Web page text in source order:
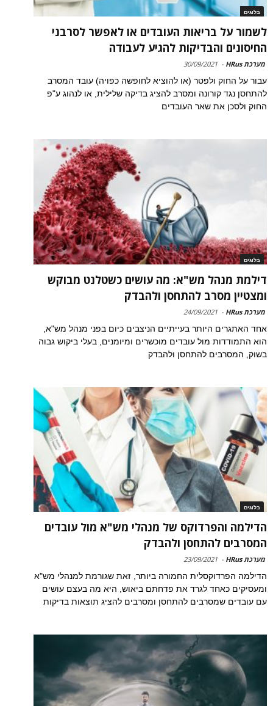
בלוגים
לשמור על בריאות העובדים או לאפשר לסרבני
החיסונים והבדיקות להגיע לעבודה
מערכת HRus -
30/09/2021
עבור על החוק ולפטר (או להוציא לחופשה כפויה) עובד המסרב
להתחסן נגד קורונה ומסרב להציג בדיקה שלילית, או לנהוג ע"פ
החוק ולסכן את שאר העובדים
בלוגים
דילמת מנהל מש"א: מה עושים כשטלנט מבוקש
ומצטיין מסרב להתחסן ולהבדק
מערכת HRus -
24/09/2021
אחד האתגרים היותר בעייתיים הניצבים כיום בפני מנהל מש"א,
הוא התמודדות מול עובדים מוכשרים ומיומנים, בעלי ביקוש גבוה
בשוק, המסרבים להתחסן ולהבדק
בלוגים
הדילמה והפרדוקס של מנהלי מש"א מול עובדים
המסרבים להתחסן ולהבדק
מערכת HRus -
23/09/2021
הדילמה הפרדוקסלית החמורה ביותר, זאת שגורמת למנהלי מש"א
ומעסיקים כאחד לגרד את פדחתם ביאוש, היא מה בעצם עושים
עם עובדים שמסרבים להתחסן ומסרבים להציג תוצאות בדיקות